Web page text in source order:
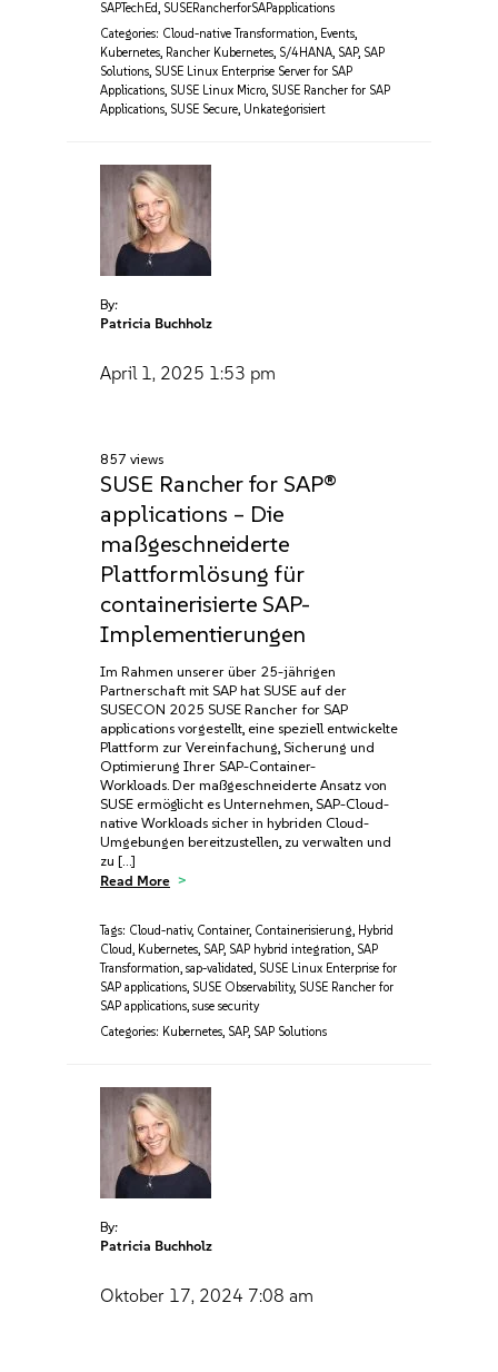
SAPTechEd, SUSERancherforSAPapplications
Categories: Cloud-native Transformation, Events,
Kubernetes, Rancher Kubernetes, S/4HANA, SAP, SAP
Solutions, SUSE Linux Enterprise Server for SAP
Applications, SUSE Linux Micro, SUSE Rancher for SAP
Applications, SUSE Secure, Unkategorisiert
By:
Patricia Buchholz
April 1, 2025 1:53 pm
857 views
SUSE Rancher for SAP®
applications – Die
maßgeschneiderte
Plattformlösung für
containerisierte SAP-
Implementierungen
Im Rahmen unserer über 25-jährigen
Partnerschaft mit SAP hat SUSE auf der
SUSECON 2025 SUSE Rancher for SAP
applications vorgestellt, eine speziell entwickelte
Plattform zur Vereinfachung, Sicherung und
Optimierung Ihrer SAP-Container-
Workloads. Der maßgeschneiderte Ansatz von
SUSE ermöglicht es Unternehmen, SAP-Cloud-
native Workloads sicher in hybriden Cloud-
Umgebungen bereitzustellen, zu verwalten und
zu […]
Read More
Tags: Cloud-nativ, Container, Containerisierung, Hybrid
Cloud, Kubernetes, SAP, SAP hybrid integration, SAP
Transformation, sap-validated, SUSE Linux Enterprise for
SAP applications, SUSE Observability, SUSE Rancher for
SAP applications, suse security
Categories: Kubernetes, SAP, SAP Solutions
By:
Patricia Buchholz
Oktober 17, 2024 7:08 am